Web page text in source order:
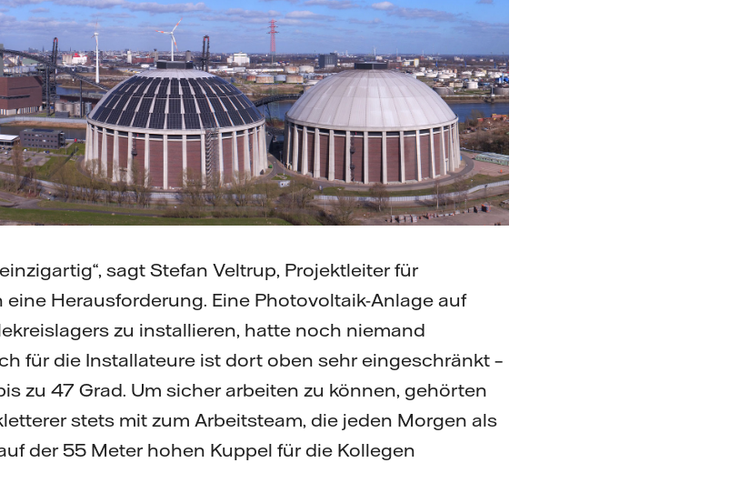
sagt Stefan Veltrup, Projektleiter für
eine Herausforderung. Eine Photovoltaik-Anlage auf
zu installieren, hatte noch niemand
für die Installateure ist dort oben sehr eingeschränkt –
zu 47 Grad. Um sicher arbeiten zu können, gehörten
stets mit zum Arbeitsteam, die jeden Morgen als
der 55 Meter hohen Kuppel für die Kollegen